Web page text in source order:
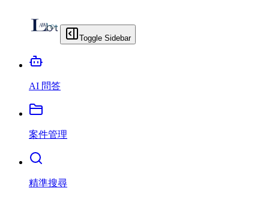
Toggle Sidebar
AI 問答
案件管理
精準搜尋